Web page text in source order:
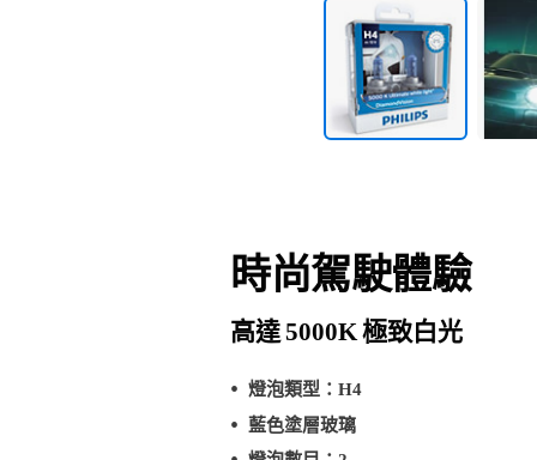
時尚駕駛體驗
高達 5000K 極致白光
燈泡類型：H4
藍色塗層玻璃